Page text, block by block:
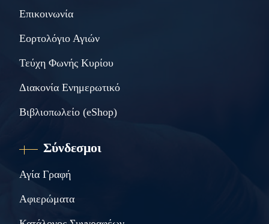
Επικοινωνία
Εορτολόγιο Αγιών
Τεύχη Φωνής Κυρίου
Διακονία Ενημερωτικό
Βιβλιοπωλείο (eShop)
Σύνδεσμοι
Αγία Γραφή
Αφιερώματα